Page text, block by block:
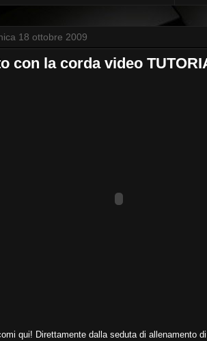
18 ottobre 2009
con la corda video
qui! Direttamente dalla seduta di allenamento